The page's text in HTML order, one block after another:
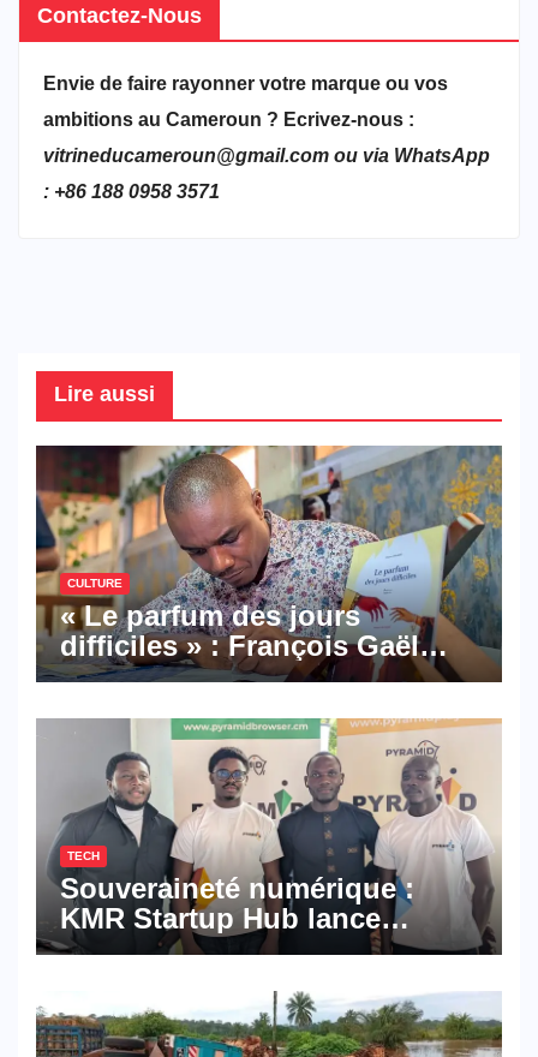
Contactez-Nous
Envie de faire rayonner votre marque ou vos
ambitions au Cameroun ? Ecrivez-nous :
vitrineducameroun@gmail.com ou via WhatsApp
: +86 188 0958 3571
Lire aussi
CULTURE
« Le parfum des jours
difficiles » : François Gaël
Mbala signe un premier
et l’espoir
TECH
Souveraineté numérique :
KMR Startup Hub lance
Pyramid Browser et Pyramid
numériques made in
Cameroon